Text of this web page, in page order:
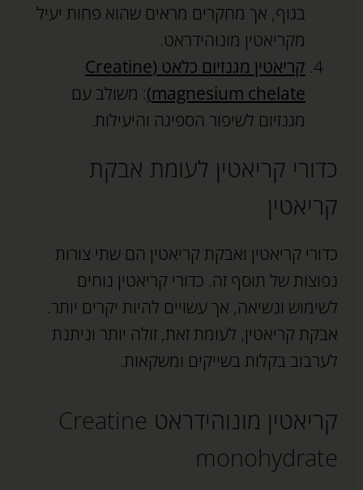
בגוף, אך מחקרים מראים שהוא פחות יעיל
מקריאטין מונוהידראט.
קריאטין מגנזיום כלאט (Creatine
magnesium chelate) : משולב עם
מגנזיום לשיפור הספיגה והיעילות.
כדורי קריאטין לעומת אבקת
קריאטין
כדורי קריאטין ואבקת קריאטין הם שתי צורות
נפוצות של תוסף זה. כדורי קריאטין נוחים
לשימוש ונשיאה, אך עשויים להיות יקרים יותר.
אבקת קריאטין, לעומת זאת, זולה יותר וניתנת
לערבוב בקלות בשייקים ומשקאות.
קריאטין מונוהידראט Creatine
monohydrate